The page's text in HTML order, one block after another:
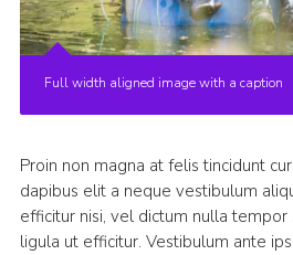
Full width aligned image with a caption
Proin non magna at felis tincidunt
dapibus elit a neque vestibulum
efficitur nisi, vel dictum nulla tempor
ligula ut efficitur. Vestibulum ante